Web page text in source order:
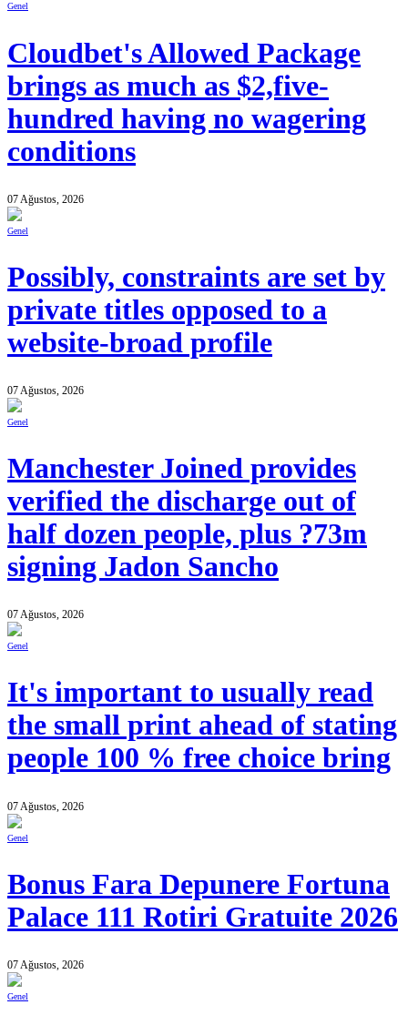
Genel
Cloudbet's Allowed Package
brings as much as $2,five-
hundred having no wagering
conditions
07 Ağustos, 2026
Genel
Possibly, constraints are set by
private titles opposed to a
website-broad profile
07 Ağustos, 2026
Genel
Manchester Joined provides
verified the discharge out of
half dozen people, plus ?73m
signing Jadon Sancho
07 Ağustos, 2026
Genel
It's important to usually read
the small print ahead of stating
people 100 % free choice bring
07 Ağustos, 2026
Genel
Bonus Fara Depunere Fortuna
Palace 111 Rotiri Gratuite 2026
07 Ağustos, 2026
Genel